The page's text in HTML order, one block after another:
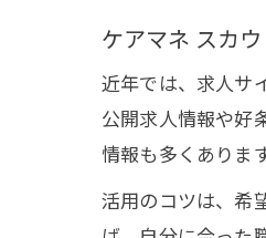
ケアマネ スカ
近年では、求人サ
公開求人情報や好
情報も多くあります
活用のコツは、希